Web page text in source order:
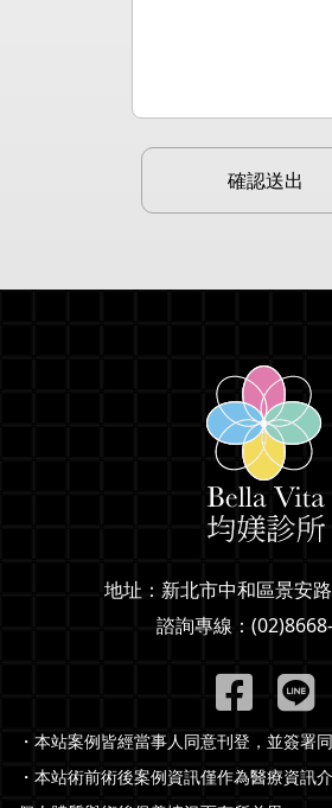
地址： 新北市中和區景安
諮詢專線：
・本站案例皆經當事人同意刊登，並簽署
・本站術前術後案例資訊僅作為醫療資訊